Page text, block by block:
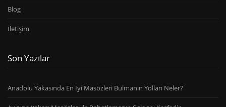
Blog
İletişim
Son Yazılar
Anadolu Yakasında En İyi Masözleri Bulmanın Yolları Neler?